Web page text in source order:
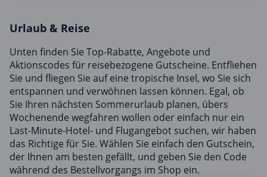
Mode & Accessoires
Shopping
Sonstiges
Sport & Freizeit
Urlaub & Reise
Urlaub & Reise
Unten finden Sie Top-Rabatte, Angebote und
Aktionscodes für reisebezogene Gutscheine. Entfliehen
Sie und fliegen Sie auf eine tropische Insel, wo Sie sich
entspannen und verwöhnen lassen können. Egal, ob
Sie Ihren nächsten Sommerurlaub planen, übers
Wochenende wegfahren wollen oder einfach nur ein
Last-Minute-Hotel- und Flugangebot suchen, wir haben
das Richtige für Sie. Wählen Sie einfach den Gutschein,
der Ihnen am besten gefällt, und geben Sie den Code
während des Bestellvorgangs im Shop ein.